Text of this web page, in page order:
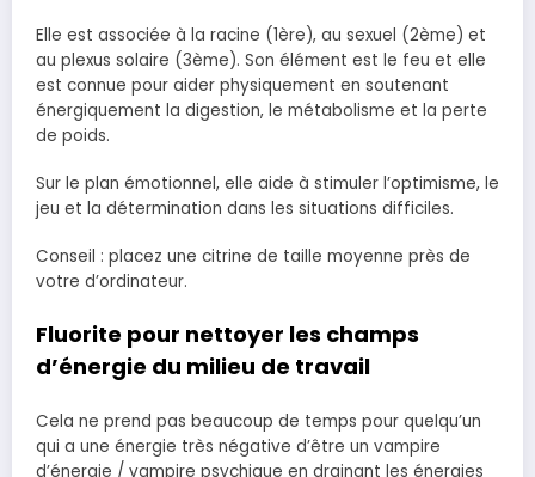
Elle est associée à la racine (1ère), au sexuel (2ème) et
au plexus solaire (3ème). Son élément est le feu et elle
est connue pour aider physiquement en soutenant
énergiquement la digestion, le métabolisme et la perte
de poids.
Sur le plan émotionnel, elle aide à stimuler l’optimisme, le
jeu et la détermination dans les situations difficiles.
Conseil : placez une citrine de taille moyenne près de
votre d’ordinateur.
Fluorite pour nettoyer les champs
d’énergie du milieu de travail
Cela ne prend pas beaucoup de temps pour quelqu’un
qui a une énergie très négative d’être un vampire
d’énergie / vampire psychique en drainant les énergies